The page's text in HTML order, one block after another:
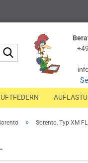
Suche...
» Sorento, Typ XM